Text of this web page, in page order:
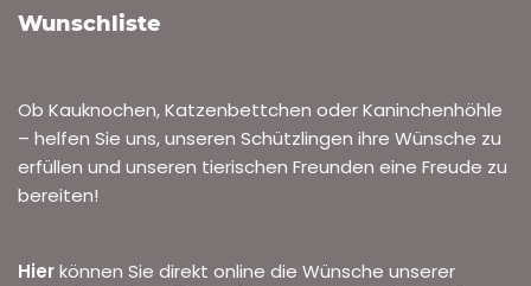
Wunschliste
Ob Kauknochen, Katzenbettchen oder Kaninchenhöhle
– helfen Sie uns, unseren Schützlingen ihre Wünsche zu
erfüllen und unseren tierischen Freunden eine Freude zu
bereiten!
Hierkönnen Sie direkt online die Wünsche unserer